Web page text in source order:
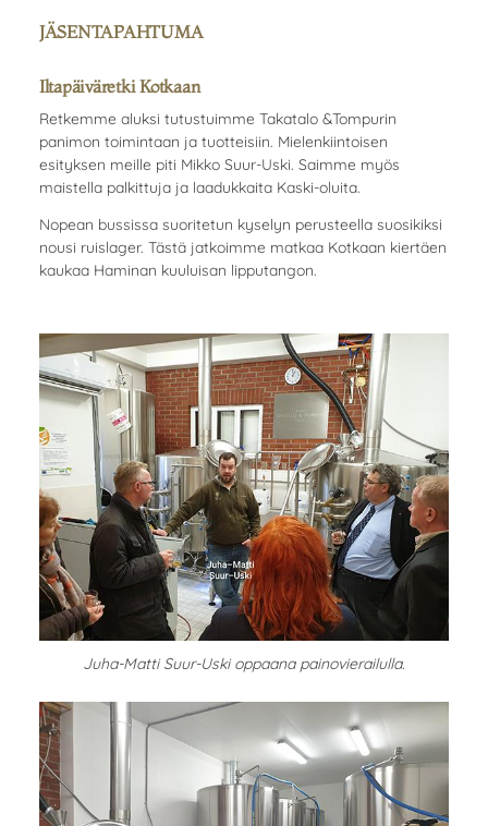
JÄSENTAPAHTUMA
Iltapäiväretki Kotkaan
Retkemme aluksi tutustuimme Takatalo &Tompurin
panimon toimintaan ja tuotteisiin. Mielenkiintoisen
esityksen meille piti Mikko Suur-Uski. Saimme myös
maistella palkittuja ja laadukkaita Kaski-oluita.
Nopean bussissa suoritetun kyselyn perusteella suosikiksi
nousi ruislager. Tästä jatkoimme matkaa Kotkaan kiertäen
kaukaa Haminan kuuluisan lipputangon.
Juha-Matti Suur-Uski oppaana painovierailulla.